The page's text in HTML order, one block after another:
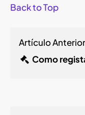
Back to Top
Artículo Anterior
Como